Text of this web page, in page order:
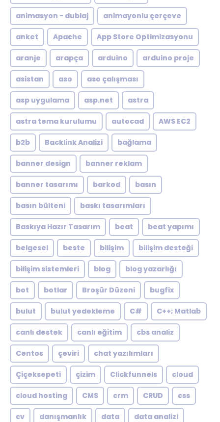
animasyon - dublaj animayonlu çerçeve
anket Apache App Store Optimizasyonu
aranje arapça arduino arduino proje
asistan aso aso çalışması
asp uygulama asp.net astra
astra tema kurulumu autocad AWS EC2
b2b Backlink Analizi bağlama
banner design banner reklam
banner tasarımı barkod basın
basın bülteni baskı tasarımları
Baskıya Hazır Tasarım beat beat yapımı
belgesel beste bilişim bilişim desteği
bilişim sistemleri blog blog yazarlığı
bot botlar Broşür Düzeni bugfix
bulut bulut yedekleme C# C++; Matlab
canlı destek canlı eğitim cbs analiz
Centos çeviri chat yazılımları
Çiçeksepeti çizim Clickfunnels cloud
cloud hosting CMS crm CRUD css
cv danışmanlık data data analizi